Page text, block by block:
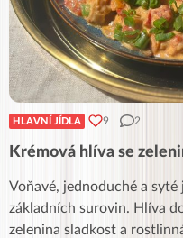
HLAVNÍ JÍDLA 9 2
Krémová hlíva se
Voňavé, jednoduché a
základních surovin. Hlíva
zelenina sladkost a